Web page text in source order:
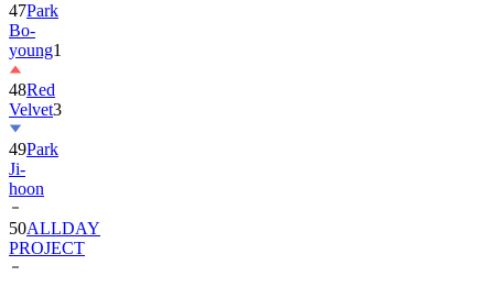
47Park
Bo-
young1
48Red
Velvet3
49Park
Ji-
hoon
50ALLDAY
PROJECT